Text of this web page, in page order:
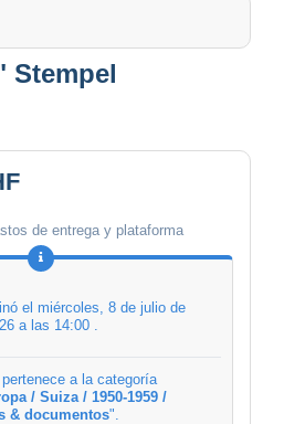
Stempel
de entrega y plataforma
el miércoles, 8 de julio de
a las 14:00
a la categoría
/ Suiza / 1950-1959 /
& documentos".